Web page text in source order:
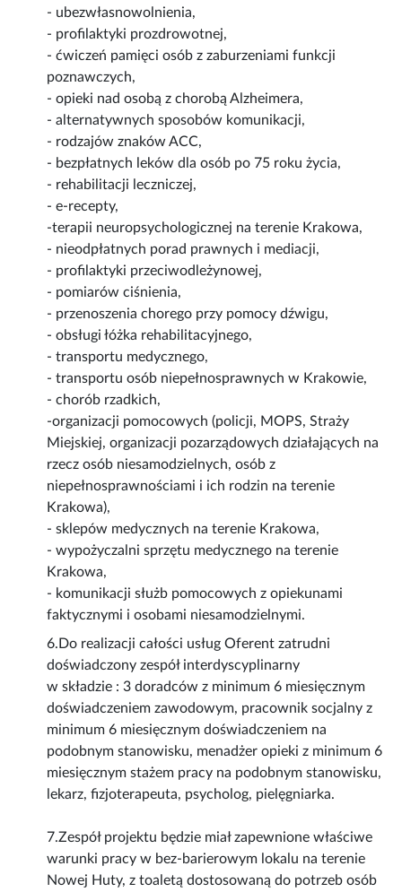
- ubezwłasnowolnienia,
- profilaktyki prozdrowotnej,
- ćwiczeń pamięci osób z zaburzeniami funkcji
poznawczych,
- opieki nad osobą z chorobą Alzheimera,
- alternatywnych sposobów komunikacji,
- rodzajów znaków ACC,
- bezpłatnych leków dla osób po 75 roku życia,
- rehabilitacji leczniczej,
- e-recepty,
-terapii neuropsychologicznej na terenie Krakowa,
- nieodpłatnych porad prawnych i mediacji,
- profilaktyki przeciwodleżynowej,
- pomiarów ciśnienia,
- przenoszenia chorego przy pomocy dźwigu,
- obsługi łóżka rehabilitacyjnego,
- transportu medycznego,
- transportu osób niepełnosprawnych w Krakowie,
- chorób rzadkich,
-organizacji pomocowych (policji, MOPS, Straży
Miejskiej, organizacji pozarządowych działających na
rzecz osób niesamodzielnych, osób z
niepełnosprawnościami i ich rodzin na terenie
Krakowa),
- sklepów medycznych na terenie Krakowa,
- wypożyczalni sprzętu medycznego na terenie
Krakowa,
- komunikacji służb pomocowych z opiekunami
faktycznymi i osobami niesamodzielnymi.
6.Do realizacji całości usług Oferent zatrudni
doświadczony zespół interdyscyplinarny
w składzie : 3 doradców z minimum 6 miesięcznym
doświadczeniem zawodowym, pracownik socjalny z
minimum 6 miesięcznym doświadczeniem na
podobnym stanowisku, menadżer opieki z minimum 6
miesięcznym stażem pracy na podobnym stanowisku,
lekarz, fizjoterapeuta, psycholog, pielęgniarka.
7.Zespół projektu będzie miał zapewnione właściwe
warunki pracy w bez-barierowym lokalu na terenie
Nowej Huty, z toaletą dostosowaną do potrzeb osób